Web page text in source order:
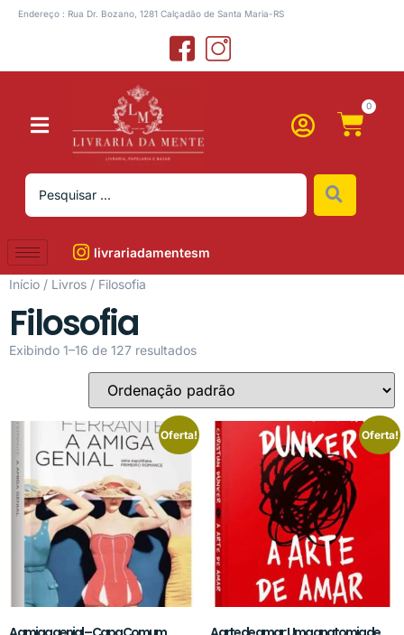
Endereço : Rua Dr. Bozano, 1281 Calçadão de Santa Maria-RS
0
livrariadamentesm
Início / Livros / Filosofia
Filosofia
Exibindo 1–16 de 127 resultados
Oferta! Oferta!